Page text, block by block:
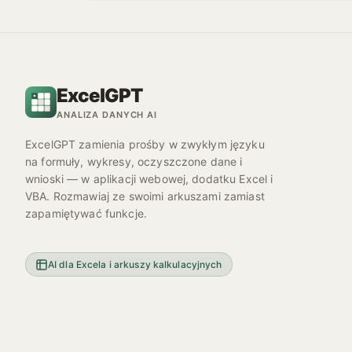
ExcelGPT
ANALIZA DANYCH AI
ExcelGPT zamienia prośby w zwykłym języku
na formuły, wykresy, oczyszczone dane i
wnioski — w aplikacji webowej, dodatku Excel i
VBA. Rozmawiaj ze swoimi arkuszami zamiast
zapamiętywać funkcje.
AI dla Excela i arkuszy kalkulacyjnych